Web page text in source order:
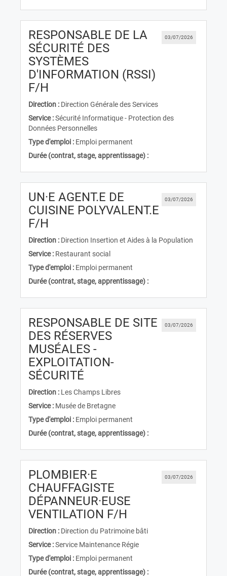
03/07/2026
RESPONSABLE DE LA
SÉCURITÉ DES
SYSTÈMES
D'INFORMATION (RSSI)
F/H
Direction : Direction Générale des Services
Service :Sécurité Informatique - Protection des
Données Personnelles
Type d'emploi : Emploi permanent
Durée (contrat, stage, apprentissage) :
03/07/2026
UN·E AGENT.E DE
CUISINE POLYVALENT.E
F/H
Direction : Direction Insertion et Aides à la Population
Service : Restaurant social
Type d'emploi : Emploi permanent
Durée (contrat, stage, apprentissage) :
03/07/2026
RESPONSABLE DE SITE
DES RÉSERVES
MUSÉALES -
EXPLOITATION-
SÉCURITÉ
Direction : Les Champs Libres
Service : Musée de Bretagne
Type d'emploi : Emploi permanent
Durée (contrat, stage, apprentissage) :
03/07/2026
PLOMBIER·E
CHAUFFAGISTE
DÉPANNEUR·EUSE
VENTILATION F/H
Direction : Direction du Patrimoine bâti
Service :Service Maintenance Régie
Type d'emploi : Emploi permanent
Durée (contrat, stage, apprentissage) :